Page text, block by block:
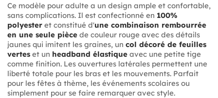
Ce modèle pour adulte a un design ample et confortable,
sans complications. Il est confectionné en 100%
polyester et constitué d'une combinaison rembourrée
en une seule pièce de couleur rouge avec des détails
jaunes qui imitent les graines, un col décoré de feuilles
vertes et un headband élastique avec une petite tige
comme finition. Les ouvertures latérales permettent une
liberté totale pour les bras et les mouvements. Parfait
pour les fêtes à thème, les événements scolaires ou
simplement pour se faire remarquer avec style.